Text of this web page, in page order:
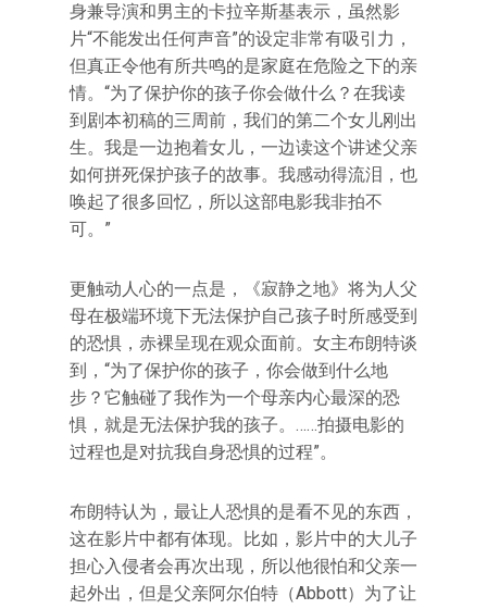
身兼导演和男主的卡拉辛斯基表示，虽然影
片“不能发出任何声音”的设定非常有吸引力，
但真正令他有所共鸣的是家庭在危险之下的亲
情。“为了保护你的孩子你会做什么？在我读
到剧本初稿的三周前，我们的第二个女儿刚出
生。我是一边抱着女儿，一边读这个讲述父亲
如何拼死保护孩子的故事。我感动得流泪，也
唤起了很多回忆，所以这部电影我非拍不
可。”
更触动人心的一点是，《寂静之地》将为人父
母在极端环境下无法保护自己孩子时所感受到
的恐惧，赤裸呈现在观众面前。女主布朗特谈
到，“为了保护你的孩子，你会做到什么地
步？它触碰了我作为一个母亲内心最深的恐
惧，就是无法保护我的孩子。……拍摄电影的
过程也是对抗我自身恐惧的过程”。
布朗特认为，最让人恐惧的是看不见的东西，
这在影片中都有体现。比如，影片中的大儿子
担心入侵者会再次出现，所以他很怕和父亲一
起外出，但是父亲阿尔伯特（Abbott）为了让